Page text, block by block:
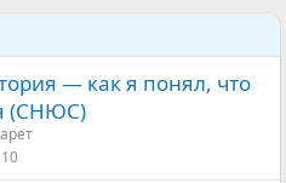
— как я понял, что
(СНЮС)